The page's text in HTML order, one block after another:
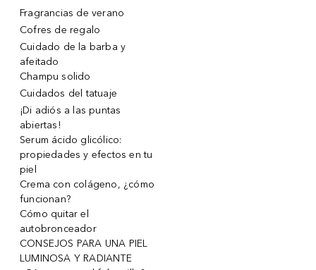
Fragrancias de verano
Cofres de regalo
Cuidado de la barba y
afeitado
Champu solido
Cuidados del tatuaje
¡Di adiós a las puntas
abiertas!
Serum ácido glicólico:
propiedades y efectos en tu
piel
Crema con colágeno, ¿cómo
funcionan?
Cómo quitar el
autobronceador
CONSEJOS PARA UNA PIEL
LUMINOSA Y RADIANTE